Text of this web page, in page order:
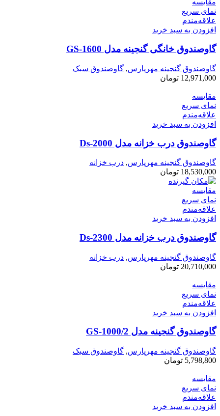
مقایسه
نمای سریع
علاقه‌مندم
افزودن به سبد خرید
گاوصندوق خانگی گنجینه مدل GS-1600
گاوصندوق گنجینه مهرپارس, گاوصندوق سبک
12,971,000 تومان
مقایسه
نمای سریع
علاقه‌مندم
افزودن به سبد خرید
گاوصندوق درب خزانه مدل Ds-2000
گاوصندوق گنجینه مهرپارس, درب خزانه
18,530,000 تومان
مقایسه
نمای سریع
علاقه‌مندم
افزودن به سبد خرید
گاوصندوق درب خزانه مدل Ds-2300
گاوصندوق گنجینه مهرپارس, درب خزانه
20,710,000 تومان
مقایسه
نمای سریع
علاقه‌مندم
افزودن به سبد خرید
گاوصندوق گنجینه مدل GS-1000/2
گاوصندوق گنجینه مهرپارس, گاوصندوق سبک
5,798,800 تومان
مقایسه
نمای سریع
علاقه‌مندم
افزودن به سبد خرید